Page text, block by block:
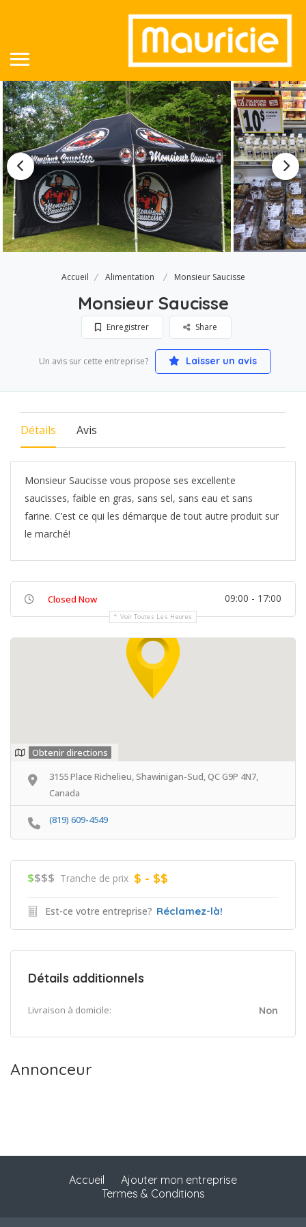
Accueil Alimentation Monsieur Saucisse
Monsieur Saucisse
Enregistrer Share
Un avis sur cette entreprise? Laisser un avis
Détails Avis
Monsieur Saucisse vous propose ses excellente
saucisses, faible en gras, sans sel, sans eau et sans
farine. C’est ce qui les démarque de tout autre produit sur
le marché!
Closed Now 09:00 - 17:00
Voir Toutes Les Heures
Obtenir directions
3155 Place Richelieu, Shawinigan-Sud, QC G9P 4N7,
Canada
(819) 609-4549
$$$$ Tranche de prix $ - $$
Est-ce votre entreprise? Réclamez-là!
Détails additionnels
Livraison à domicile: Non
Annonceur
Accueil
Ajouter mon entreprise
Termes & Conditions